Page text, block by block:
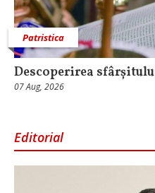
Patristica
Descoperirea
07 Aug, 2026
Editorial